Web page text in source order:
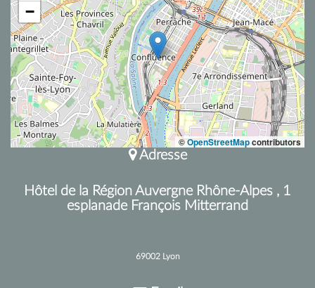
−
©OpenStreetMapcontributors
Adresse
Hôtel de la Région Auvergne Rhône-Alpes , 1
esplanade François Mitterrand
69002 Lyon